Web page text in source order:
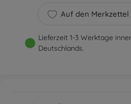
Auf den Merkzettel
Lieferzeit 1-3 Werktage
Deutschlands.